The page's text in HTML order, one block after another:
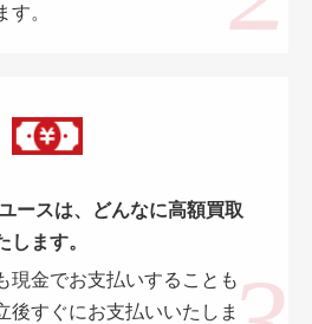
。
ースは、どんなに高額買取
ます。
現金でお支払いすることも
後すぐにお支払いいたしま